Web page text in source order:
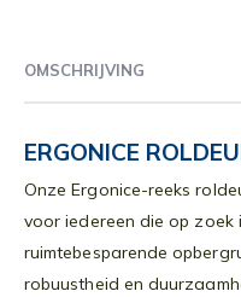
OMSCHRIJVING
ERGONICE
Onze Ergonice-reeks
voor iedereen die op zoek
ruimtebesparende
robuustheid en